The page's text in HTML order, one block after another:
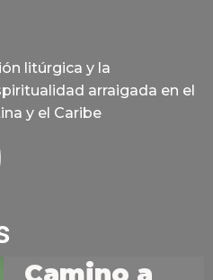
litúrgica y la
arraigada en el
y el Caribe
Camino a